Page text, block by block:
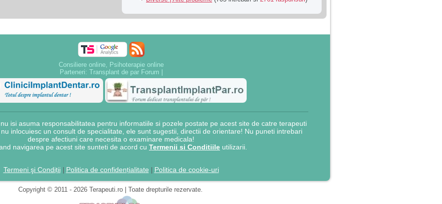
Consiliere online, Psihoterapie online
Parteneri: Transplant de par Forum
isi asuma responsabilitatea pentru informatiile si pozele postate pe acest site de catre terapeuti
inlocuiesc un consult de specialitate, ele sunt sugestii, directii de orientare! Nu puneti intrebari
despre afectiuni care necesita o examinare medicala!
navigarea pe acest site sunteti de acord cu Termenii si Conditiile utilizarii.
Termeni şi Condiții| Politica de confidențialitate Politica de cookie-uri
Copyright © 2011 - 2026 Terapeuti.ro | Toate drepturile rezervate.